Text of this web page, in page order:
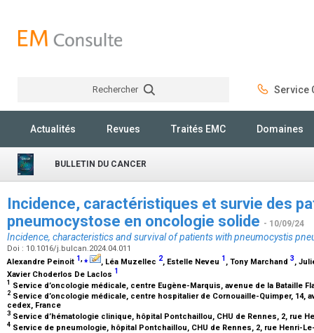
Rechercher Service
Actualités Revues Traités EMC Domaines
BULLETIN DU CANCER
Incidence, caractéristiques et survie des
pneumocystose en oncologie solide - 10/09/24
Incidence, characteristics and survival of patients with pneumocystis
Doi : 10.1016/j.bulcan.2024.04.011
Alexandre Peinoit 1,⁎ , Léa Muzellec 2, Estelle Neveu 1 , Tony Marchand 3,
Xavier Choderlos De Laclos 1
1 Service d’oncologie médicale, centre Eugène-Marquis, avenue de la Bataille
2 Service d’oncologie médicale, centre hospitalier de Cornouaille-Quimper, 14,
cedex, France
3 Service d’hématologie clinique, hôpital Pontchaillou, CHU de Rennes, 2, rue
4 Service de pneumologie, hôpital Pontchaillou, CHU de Rennes, 2, rue Henri-